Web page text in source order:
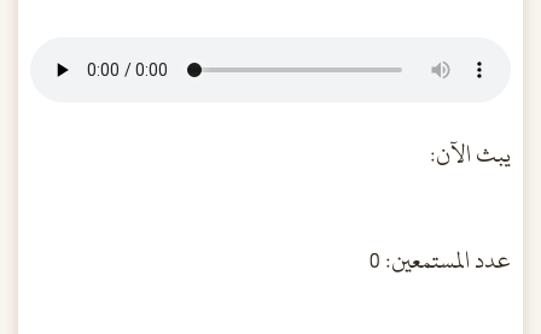
يبث الآن:
عدد المستمعين: 0